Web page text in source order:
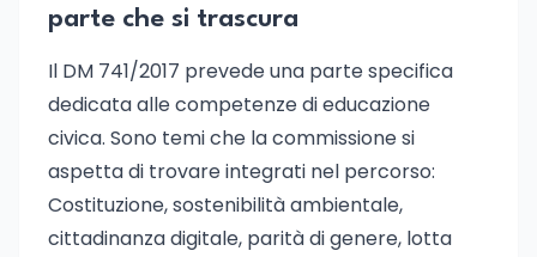
parte che si trascura
Il DM 741/2017 prevede una parte specifica
dedicata alle competenze di educazione
civica. Sono temi che la commissione si
aspetta di trovare integrati nel percorso:
Costituzione, sostenibilità ambientale,
cittadinanza digitale, parità di genere, lotta